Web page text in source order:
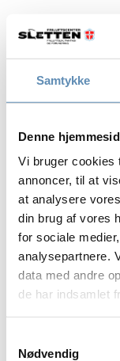
Samtykke
Denne
Vi bruger cookies
annoncer, til at
at analysere
din brug af vores
for sociale
analysepartnere.
data med andre
de har indsamlet
Nødvendig